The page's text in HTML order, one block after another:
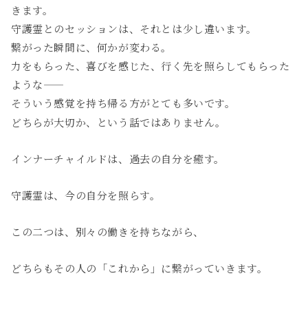
きます。
守護霊とのセッションは、それとは少し違います。
繋がった瞬間に、何かが変わる。
力をもらった、喜びを感じた、行く先を照らしてもらった
ような——
そういう感覚を持ち帰る方がとても多いです。
どちらが大切か、という話ではありません。
インナーチャイルドは、過去の自分を癒す。
守護霊は、今の自分を照らす。
この二つは、別々の働きを持ちながら、
どちらもその人の「これから」に繋がっていきます。